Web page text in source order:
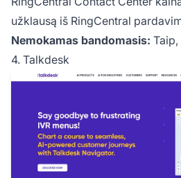
užklausą iš RingCentral
Nemokamas bandomasis:
4. Talkdesk